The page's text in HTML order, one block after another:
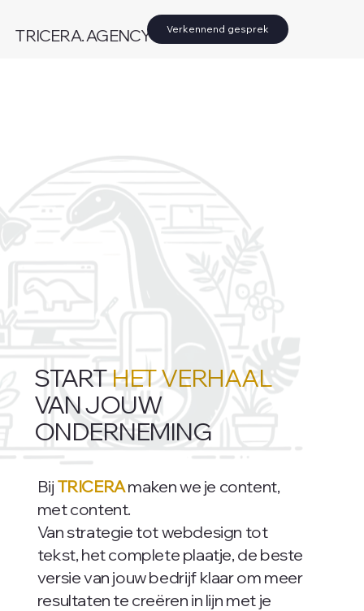
TRICERA. AGENCY Verkennend gesprek
START HET VERHAAL
VAN JOUW
ONDERNEMING
Bij TRICERAmaken we je content,
met content.
Van strategie tot webdesign tot
tekst, het complete plaatje, de beste
versie van jouw bedrijf klaar om meer
resultaten te creëren in lijn met je